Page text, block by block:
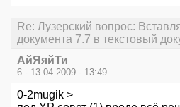
Re: Лузерский вопрос:
документа 7.7 в текстовый
АйЯяйТи
6 - 13.04.2009 - 13:49
0-2mugik >